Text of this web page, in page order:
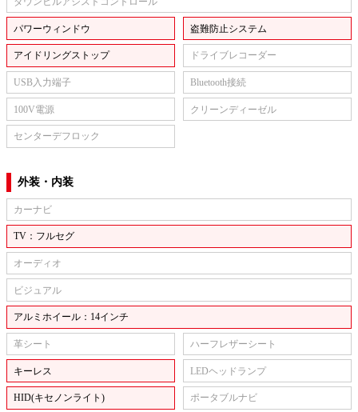
パワーウィンドウ 盗難防止システム
アイドリングストップ ドライブレコーダー
USB入力端子 Bluetooth接続
100V電源 クリーンディーゼル
センターデフロック
外装・内装
カーナビ
TV：フルセグ
オーディオ
ビジュアル
アルミホイール：14インチ
革シート ハーフレザーシート
キーレス LEDヘッドランプ
HID(キセノンライト) ポータブルナビ